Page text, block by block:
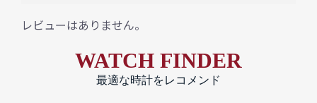
レビューはありません。
WATCH FINDER
最適な時計をレコメンド